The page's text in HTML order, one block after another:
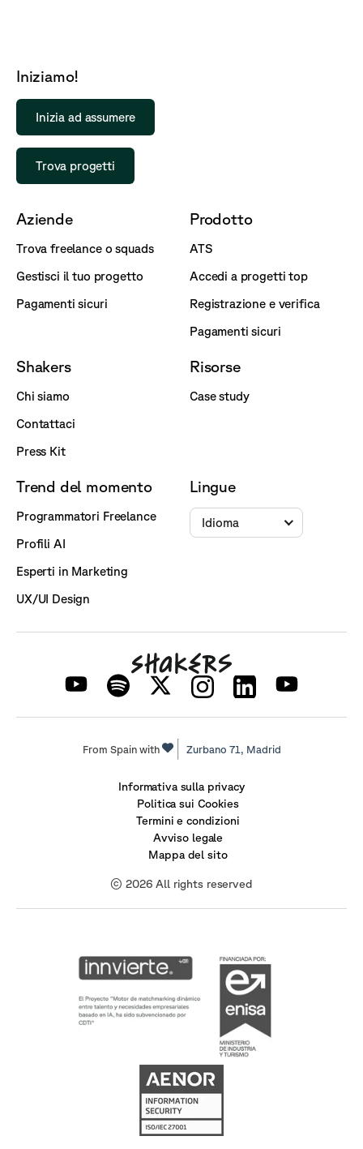
Iniziamo!
Inizia ad assumere
Trova progetti
Aziende
Trova freelance o squads
Gestisci il tuo progetto
Pagamenti sicuri
Prodotto
ATS
Accedi a progetti top
Registrazione e verifica
Pagamenti sicuri
Shakers
Chi siamo
Contattaci
Press Kit
Risorse
Case study
Trend del momento
Programmatori Freelance
Profili AI
Esperti in Marketing
UX/UI Design
Lingue
Idioma
From Spain with Zurbano 71, Madrid
Informativa sulla privacy
Politica sui Cookies
Termini e condizioni
Avviso legale
Mappa del sito
© 2026 All rights reserved